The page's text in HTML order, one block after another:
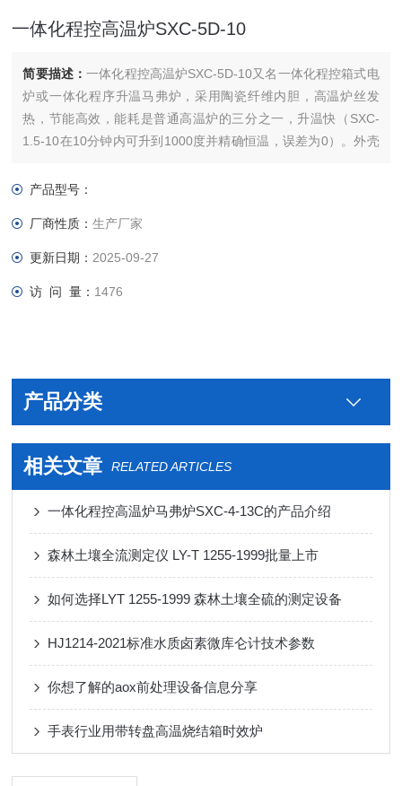
一体化程控高温炉SXC-5D-10
简要描述：一体化程控高温炉SXC-5D-10又名一体化程控箱式电
炉或一体化程序升温马弗炉，采用陶瓷纤维内胆，高温炉丝发
热，节能高效，能耗是普通高温炉的三分之一，升温快（SXC-
1.5-10在10分钟内可升到1000度并精确恒温，误差为0）。外壳
产品型号：
厂商性质：生产厂家
更新日期： 2025-09-27
访 问 量： 1476
产品分类
相关文章 RELATED ARTICLES
一体化程控高温炉马弗炉SXC-4-13C的产品介绍
森林土壤全流测定仪 LY-T 1255-1999批量上市
如何选择LYT 1255-1999 森林土壤全硫的测定设备
HJ1214-2021标准水质卤素微库仑计技术参数
你想了解的aox前处理设备信息分享
手表行业用带转盘高温烧结箱时效炉